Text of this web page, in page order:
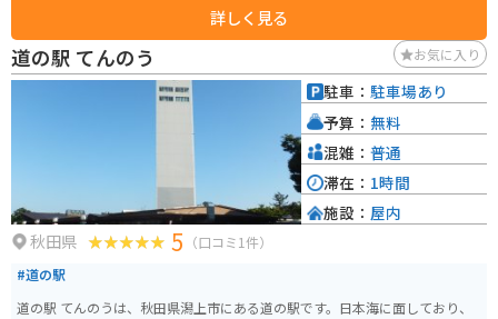
野菜や果物、加工品などが所狭しと並んでいます。 バイクで訪れる際は、道
の駅に隣接する広い駐車場があるので安心です。道の駅から雄物川沿いを走
るルートは、景色も良く、ツーリングにも最適です。 五城目町は、江戸時代
には城下町として栄えた歴史ある町並みが残っており、道の駅から少し足を
延ばして散策してみるのもおすすめです。
詳しく見る
道の駅 てんのう お気に入り
秋田県 5 （口コミ1件）
#道の駅
道の駅 てんのうは、秋田県潟上市にある道の駅です。日本海に面しており、
駐車： 駐車場あり
予算： 無料
混雑： 普通
滞在： 1時間
施設： 屋内